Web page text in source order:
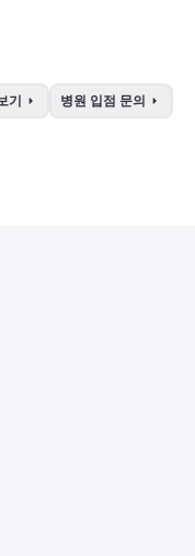
기 arrow_right 병원 입점 문의 arrow_right